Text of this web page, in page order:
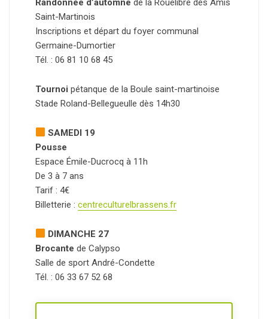
Randonnée d’automne de la Rouelibre des Amis
Saint-Martinois
Inscriptions et départ du foyer communal
Germaine-Dumortier
Tél. : 06 81 10 68 45
Tournoi pétanque de la Boule saint-martinoise
Stade Roland-Bellegueulle dès 14h30
SAMEDI 19
Pousse
Espace Émile-Ducrocq à 11h
De 3 à 7 ans
Tarif : 4€
Billetterie : centreculturelbrassens.fr
DIMANCHE 27
Brocante de Calypso
Salle de sport André-Condette
Tél. : 06 33 67 52 68